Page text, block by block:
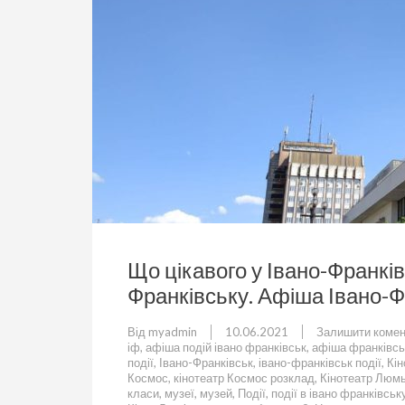
Що цікавого у Івано-
Франківську. Афіша Івано-
Від myadmin 10.06.2021 Залишити
іф, афіша подій івано франківськ, афіша
події, Івано-Франківськ, івано-франківськ події,
Космос, кінотеатр Космос розклад, Кінотеатр
класи, музеї, музей, Події, події в івано